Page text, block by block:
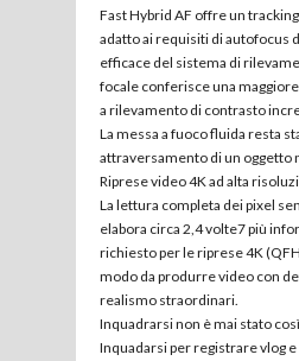
Fast Hybrid AF offre un
adatto ai requisiti di autofocus
efficace del sistema di
focale conferisce una
a rilevamento di contrasto
La messa a fuoco fluida resta
attraversamento di un oggetto
Riprese video 4K ad alta
La lettura completa dei pixel
elabora circa 2,4 volte7 più
richiesto per le riprese 4K
modo da produrre video con
realismo straordinari.
Inquadrarsi non è mai stato
Inquadarsi per registrare vlog